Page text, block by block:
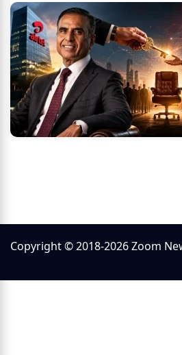
Copyright © 2018-2026 Zoom